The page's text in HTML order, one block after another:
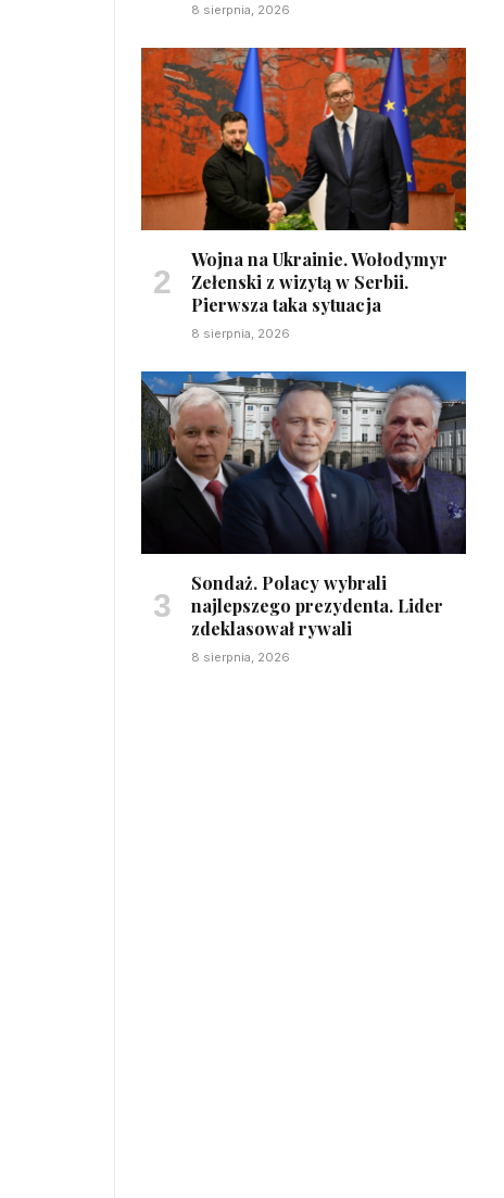
8 sierpnia, 2026
Wojna na Ukrainie. Wołodymyr
Zełenski z wizytą w Serbii.
Pierwsza taka sytuacja
8 sierpnia, 2026
Sondaż. Polacy wybrali
najlepszego prezydenta. Lider
zdeklasował rywali
8 sierpnia, 2026